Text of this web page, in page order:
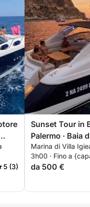
5 (3)
Sunset Tour in
Palermo · Baia
Marina di Villa
3h00 · Fino a
da 500 €